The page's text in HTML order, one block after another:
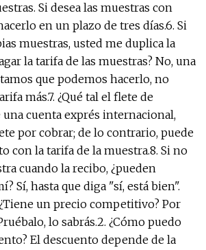
Si desea las muestras con
en un plazo de tres días.6. Si
muestras, usted me duplica la
la tarifa de las muestras? No, una
que podemos hacerlo, no
más.7. ¿Qué tal el flete de
una cuenta exprés internacional,
por cobrar; de lo contrario, puede
con la tarifa de la muestra.8. Si no
cuando la recibo, ¿pueden
Sí, hasta que diga "sí, está bien".
un precio competitivo? Por
lo sabrás.2. ¿Cómo puedo
El descuento depende de la